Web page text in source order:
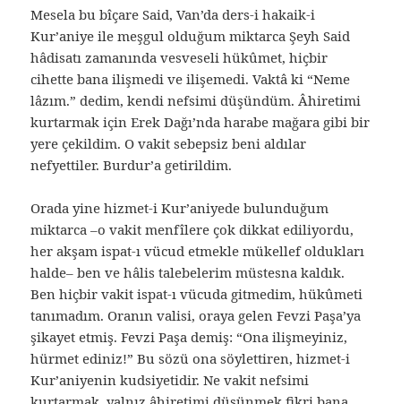
Mesela bu bîçare Said, Van’da ders-i hakaik-i
Kur’aniye ile meşgul olduğum miktarca Şeyh Said
hâdisatı zamanında vesveseli hükûmet, hiçbir
cihette bana ilişmedi ve ilişemedi. Vaktâ ki “Neme
lâzım.” dedim, kendi nefsimi düşündüm. Âhiretimi
kurtarmak için Erek Dağı’nda harabe mağara gibi bir
yere çekildim. O vakit sebepsiz beni aldılar
nefyettiler. Burdur’a getirildim.
Orada yine hizmet-i Kur’aniyede bulunduğum
miktarca –o vakit menfîlere çok dikkat ediliyordu,
her akşam ispat-ı vücud etmekle mükellef oldukları
halde– ben ve hâlis talebelerim müstesna kaldık.
Ben hiçbir vakit ispat-ı vücuda gitmedim, hükûmeti
tanımadım. Oranın valisi, oraya gelen Fevzi Paşa’ya
şikayet etmiş. Fevzi Paşa demiş: “Ona ilişmeyiniz,
hürmet ediniz!” Bu sözü ona söylettiren, hizmet-i
Kur’aniyenin kudsiyetidir. Ne vakit nefsimi